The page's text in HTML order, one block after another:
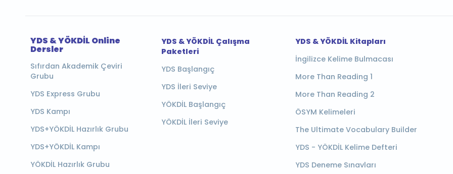
YDS & YÖKDİL Online
Dersler
Sıfırdan Akademik Çeviri
Grubu
YDS Express Grubu
YDS Kampı
YDS+YÖKDİL Hazırlık Grubu
YDS+YÖKDİL Kampı
YÖKDİL Hazırlık Grubu
YDS & YÖKDİL Çalışma
Paketleri
YDS Başlangıç
YDS İleri Seviye
YÖKDİL Başlangıç
YÖKDİL İleri Seviye
YDS & YÖKDİL Kitapları
İngilizce Kelime Bulmacası
More Than Reading 1
More Than Reading 2
ÖSYM Kelimeleri
The Ultimate Vocabulary Builder
YDS - YÖKDİL Kelime Defteri
YDS Deneme Sınavları